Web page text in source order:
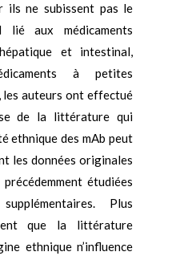
ils ne subissent pas le
lié aux médicaments
et intestinal,
à petites
les auteurs ont effectué
de la littérature qui
ethnique des mAb peut
les données originales
étudiées
Plus
que la littérature
ethnique n’influence